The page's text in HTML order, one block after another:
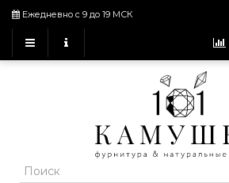
Ежедневно с 9 до 19 МСК